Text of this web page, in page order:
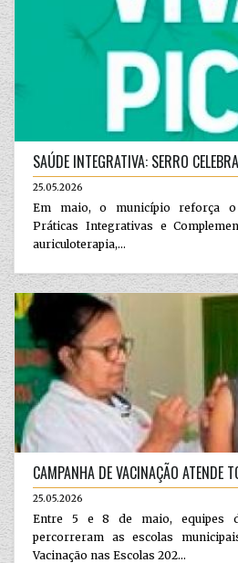
SAÚDE INTEGRATIVA: SERRO
25.05.2026
Em maio, o município reforça
Práticas Integrativas e
auriculoterapia,...
CAMPANHA DE VACINAÇÃO ATENDE
25.05.2026
Entre 5 e 8 de maio, equipes
percorreram as escolas
Vacinação nas Escolas 202...